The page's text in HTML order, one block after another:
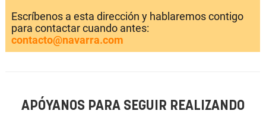
Escríbenos a esta dirección y hablaremos contigo
para contactar cuando antes:
contacto@navarra.com
APÓYANOS PARA SEGUIR REALIZANDO